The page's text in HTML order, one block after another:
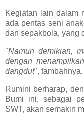
Kegiatan lain dalam
ada pentas seni
dan sepakbola, yang
"Namun demikian,
dengan
dangdut", tambahnya.
Rumini berharap,
Bumi ini, sebagai
SWT, akan semakin